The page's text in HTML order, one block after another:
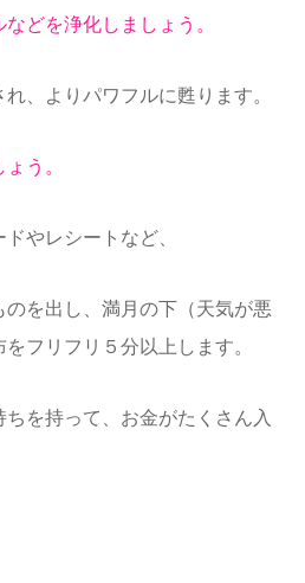
どを浄化しましょう。
れ、よりパワフルに甦ります。
う。
やレシートなど、
を出し、満月の下（天気が悪
フリフリ５分以上します。
を持って、お金がたくさん入